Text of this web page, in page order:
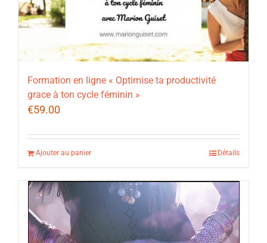
Formation en ligne « Optimise ta productivité
grace à ton cycle féminin »
€59.00
Ajouter au panier Détails